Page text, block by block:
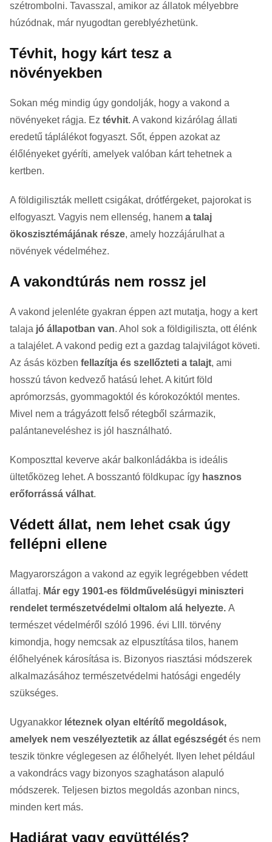
szétrombolni. Tavasszal, amikor az állatok mélyebbre
húzódnak, már nyugodtan gereblyézhetünk.
Tévhit, hogy kárt tesz a
növényekben
Sokan még mindig úgy gondolják, hogy a vakond a
növényeket rágja. Ez tévhit. A vakond kizárólag állati
eredetű táplálékot fogyaszt. Sőt, éppen azokat az
élőlényeket gyéríti, amelyek valóban kárt tehetnek a
kertben.
A földigiliszták mellett csigákat, drótférgeket, pajorokat is
elfogyaszt. Vagyis nem ellenség, hanem a talaj
ökoszisztémájának része, amely hozzájárulhat a
növények védelméhez.
A vakondtúrás nem rossz jel
A vakond jelenléte gyakran éppen azt mutatja, hogy a kert
talaja jó állapotban van. Ahol sok a földigiliszta, ott élénk
a talajélet. A vakond pedig ezt a gazdag talajvilágot követi.
Az ásás közben fellazítja és szellőzteti a talajt, ami
hosszú távon kedvező hatású lehet. A kitúrt föld
aprómorzsás, gyommagoktól és kórokozóktól mentes.
Mivel nem a trágyázott felső rétegből származik,
palántaneveléshez is jól használható.
Komposzttal keverve akár balkonládákba is ideális
ültetőközeg lehet. A bosszantó földkupac így hasznos
erőforrássá válhat.
Védett állat, nem lehet csak úgy
fellépni ellene
Magyarországon a vakond az egyik legrégebben védett
állatfaj. Már egy 1901-es földművelésügyi miniszteri
rendelet természetvédelmi oltalom alá helyezte. A
természet védelméről szóló 1996. évi LIII. törvény
kimondja, hogy nemcsak az elpusztítása tilos, hanem
élőhelyének károsítása is. Bizonyos riasztási módszerek
alkalmazásához természetvédelmi hatósági engedély
szükséges.
Ugyanakkor léteznek olyan eltérítő megoldások,
amelyek nem veszélyeztetik az állat egészségét és nem
teszik tönkre véglegesen az élőhelyét. Ilyen lehet például
a vakondrács vagy bizonyos szaghatáson alapuló
módszerek. Teljesen biztos megoldás azonban nincs,
minden kert más.
Hadjárat vagy együttélés?